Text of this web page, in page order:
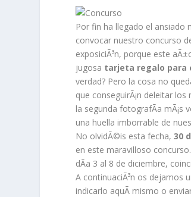
Por fin ha llegado el ansiado
convocar nuestro concurso
exposiciÃ³n, porque este
jugosa tarjeta regalo para
verdad? Pero la cosa no
que conseguirÃ¡n deleitar
la segunda fotografÃ­a mÃ¡s
una huella imborrable de
No olvidÃ©is esta fecha,30
en este maravilloso
dÃ­a 3 al 8 de diciembre,
A continuaciÃ³n os dejamos
indicarlo aquÃ­ mismo o